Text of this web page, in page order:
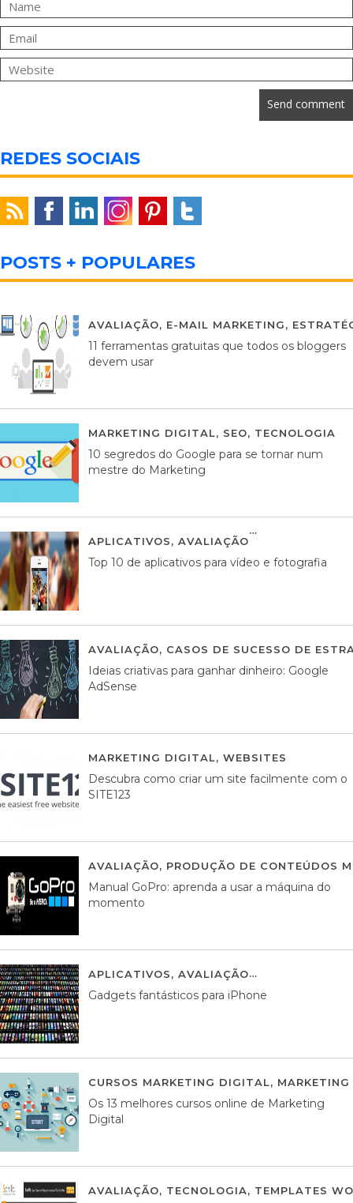
REDES SOCIAIS
POSTS + POPULARES
AVALIAÇÃO, E-MAIL MARKETING,
11 ferramentas gratuitas que todos os bloggers
devem usar
MARKETING DIGITAL, SEO, TECNOLOGIA
10 segredos do Google para se tornar num
mestre do Marketing
APLICATIVOS, AVALIAÇÃO
Top 10 de aplicativos para vídeo e fotografia
AVALIAÇÃO, CASOS DE SUCESSO DE
Ideias criativas para ganhar dinheiro: Google
AdSense
MARKETING DIGITAL, WEBSITES
Descubra como criar um site facilmente com o
SITE123
AVALIAÇÃO, PRODUÇÃO DE CONTEÚDOS
Manual GoPro: aprenda a usar a máquina do
momento
APLICATIVOS, AVALIAÇÃO
Gadgets fantásticos para iPhone
CURSOS MARKETING DIGITAL,
Os 13 melhores cursos online de Marketing
Digital
AVALIAÇÃO, TECNOLOGIA, TEMPLATES